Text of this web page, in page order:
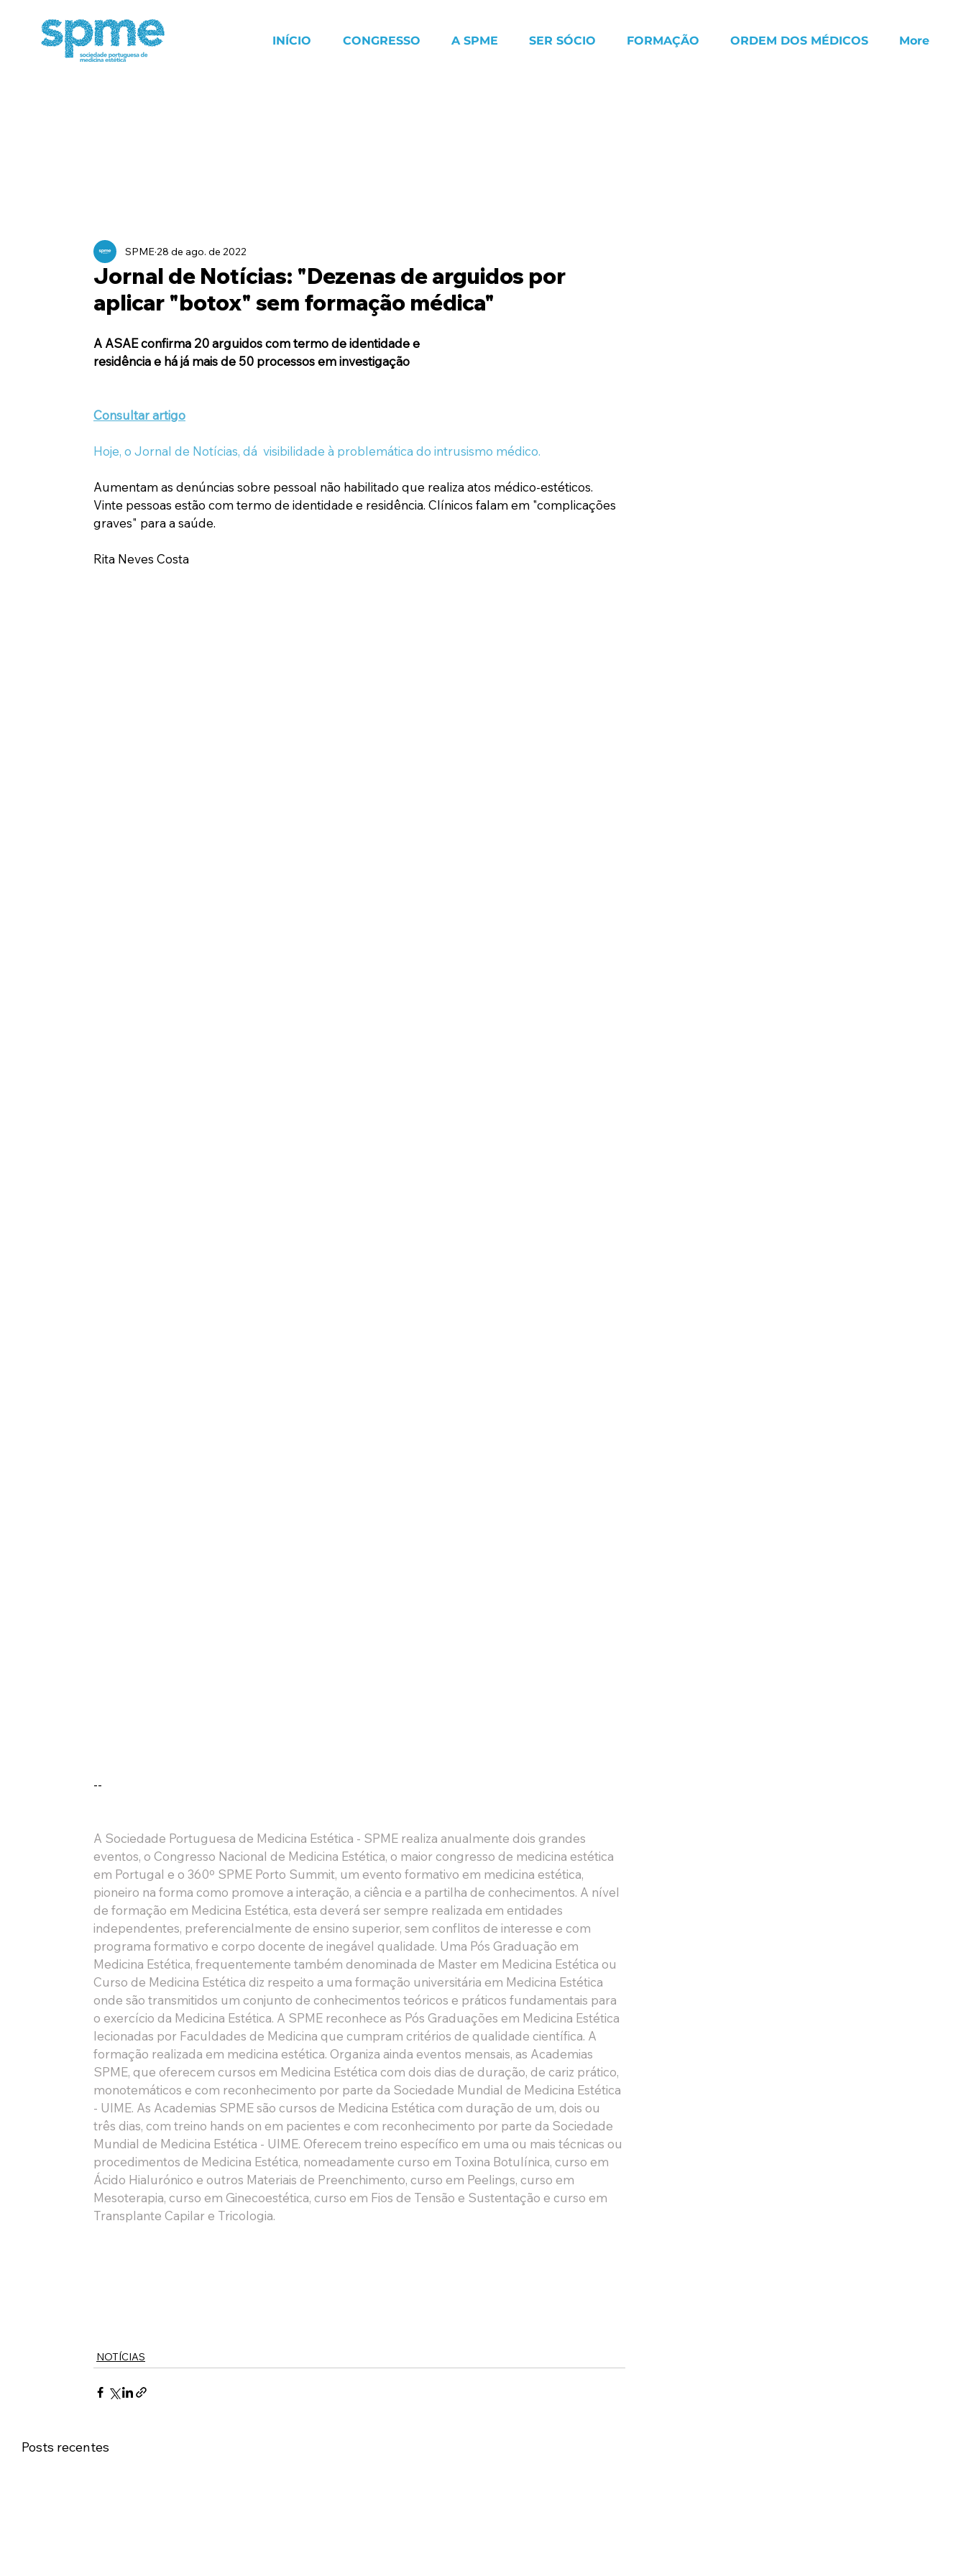
INÍCIO CONGRESSO A SPME SER SÓCIO FORMAÇÃO ORDEM DOS MÉDICOS More
Jornal de Notícias: "Dezenas de arguidos por
aplicar "botox" sem formação médica"
SPME 28 de ago. de 2022
A ASAE confirma 20 arguidos com termo de identidade e
residência e há já mais de 50 processos em investigação
Consultar artigo
Hoje, o Jornal de Notícias, dá  visibilidade à problemática do intrusismo médico.
Aumentam as denúncias sobre pessoal não habilitado que realiza atos médico-estéticos.
Vinte pessoas estão com termo de identidade e residência. Clínicos falam em "complicações
graves" para a saúde.
Rita Neves Costa
--
A Sociedade Portuguesa de Medicina Estética - SPME realiza anualmente dois grandes
eventos, o Congresso Nacional de Medicina Estética, o maior congresso de medicina estética
em Portugal e o 360º SPME Porto Summit, um evento formativo em medicina estética,
pioneiro na forma como promove a interação, a ciência e a partilha de conhecimentos. A nível
de formação em Medicina Estética, esta deverá ser sempre realizada em entidades
independentes, preferencialmente de ensino superior, sem conflitos de interesse e com
programa formativo e corpo docente de inegável qualidade. Uma Pós Graduação em
Medicina Estética, frequentemente também denominada de Master em Medicina Estética ou
Curso de Medicina Estética diz respeito a uma formação universitária em Medicina Estética
onde são transmitidos um conjunto de conhecimentos teóricos e práticos fundamentais para
o exercício da Medicina Estética. A SPME reconhece as Pós Graduações em Medicina Estética
lecionadas por Faculdades de Medicina que cumpram critérios de qualidade científica. A
formação realizada em medicina estética. Organiza ainda eventos mensais, as Academias
SPME, que oferecem cursos em Medicina Estética com dois dias de duração, de cariz prático,
monotemáticos e com reconhecimento por parte da Sociedade Mundial de Medicina Estética
- UIME. As Academias SPME são cursos de Medicina Estética com duração de um, dois ou
três dias, com treino hands on em pacientes e com reconhecimento por parte da Sociedade
Mundial de Medicina Estética - UIME. Oferecem treino específico em uma ou mais técnicas ou
procedimentos de Medicina Estética, nomeadamente curso em Toxina Botulínica, curso em
Ácido Hialurónico e outros Materiais de Preenchimento, curso em Peelings, curso em
Mesoterapia, curso em Ginecoestética, curso em Fios de Tensão e Sustentação e curso em
Transplante Capilar e Tricologia.
NOTÍCIAS
Posts recentes